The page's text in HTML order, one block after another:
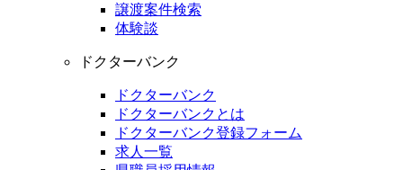
譲渡案件検索
体験談
ドクターバンク
ドクターバンク
ドクターバンクとは
ドクターバンク登録フォーム
求人一覧